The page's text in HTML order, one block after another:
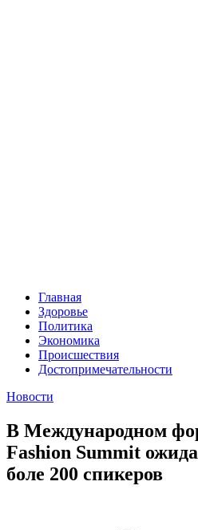
Главная
Здоровье
Политика
Экономика
Происшествия
Достопримечательности
Новости
В Международном
Fashion Summit
боле 200 спикеров